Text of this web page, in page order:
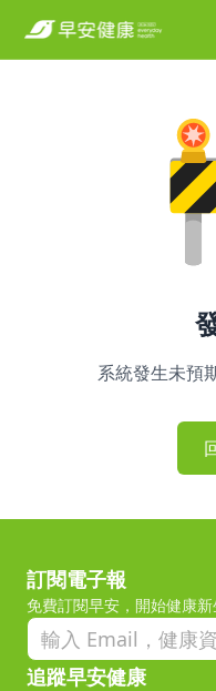
系統發生未預
訂閱電子報
免費訂閱早安，開始健康新
追蹤早安健康